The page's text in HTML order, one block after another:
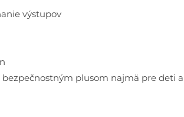
výstupov
plusom najmä pre deti